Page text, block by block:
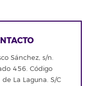
Sánchez, s/n.
456. Código
La Laguna. S/C